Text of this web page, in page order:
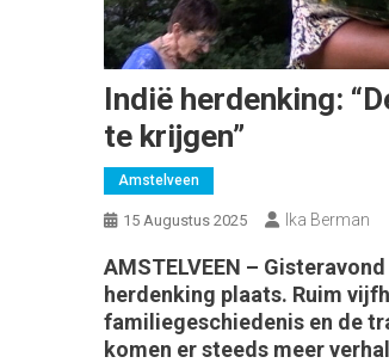
Indië herdenking:
te krijgen”
Amstelveen
15 Augustus 2025 Ika Berman
AMSTELVEEN –
herdenking plaats. Ruim
familiegeschiedenis en de
komen er steeds meer